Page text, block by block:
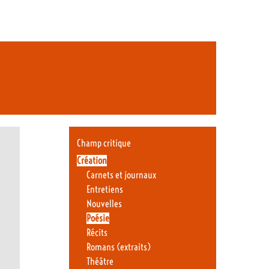
Champ critique
Création
Carnets et journaux
Entretiens
Nouvelles
Poésie
Récits
Romans (extraits)
Théâtre